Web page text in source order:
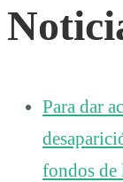
Para dar
fondos de